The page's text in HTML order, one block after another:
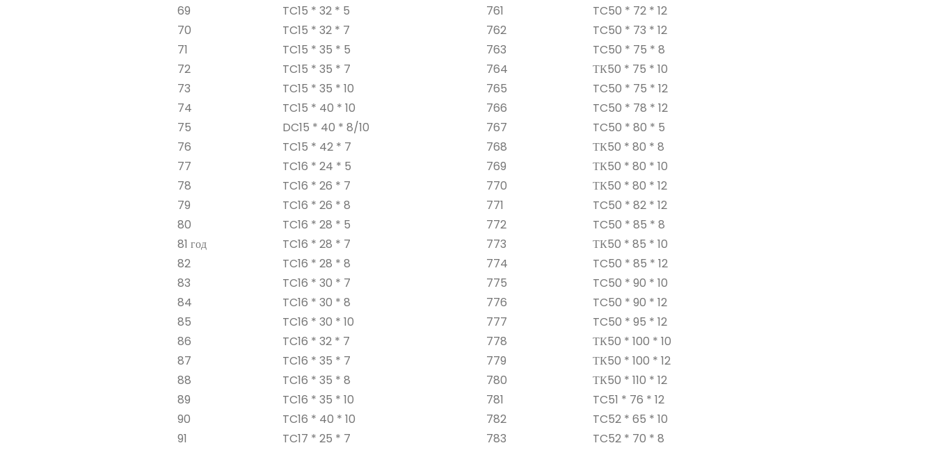
69
TC15 * 32 * 5 761
TC50 * 72 * 12
70
TC15 * 32 * 7 762
TC50 * 73 * 12
71
TC15 * 35 * 5 763
TC50 * 75 * 8
72
TC15 * 35 * 7 764
ТК50 * 75 * 10
73
TC15 * 35 * 10 765
TC50 * 75 * 12
74
TC15 * 40 * 10 766
TC50 * 78 * 12
75
DC15 * 40 * 8/10 767
TC50 * 80 * 5
76
TC15 * 42 * 7 768
ТК50 * 80 * 8
77
TC16 * 24 * 5 769
ТК50 * 80 * 10
78
TC16 * 26 * 7 770
ТК50 * 80 * 12
79
TC16 * 26 * 8 771
TC50 * 82 * 12
80
TC16 * 28 * 5 772
TC50 * 85 * 8
81 год
TC16 * 28 * 7 773
ТК50 * 85 * 10
82
TC16 * 28 * 8 774
TC50 * 85 * 12
83
TC16 * 30 * 7 775
TC50 * 90 * 10
84
TC16 * 30 * 8 776
TC50 * 90 * 12
85
TC16 * 30 * 10 777
TC50 * 95 * 12
86
TC16 * 32 * 7 778
ТК50 * 100 * 10
87
TC16 * 35 * 7 779
ТК50 * 100 * 12
88
TC16 * 35 * 8 780
ТК50 * 110 * 12
89
TC16 * 35 * 10 781
TC51 * 76 * 12
90
TC16 * 40 * 10 782
TC52 * 65 * 10
91
TC17 * 25 * 7 783
TC52 * 70 * 8